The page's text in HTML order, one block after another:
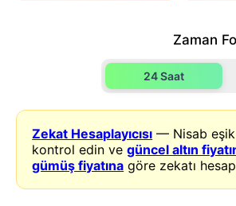
Zaman
24 Saat
Zekat Hesaplayıcısı — Nisab
kontrol edin vegüncel altın
gümüş fiyatına göre zekatı